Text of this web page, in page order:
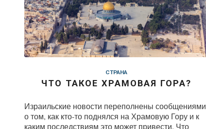
СТРАНА
ЧТО ТАКОЕ ХРАМОВАЯ ГОРА?
Израильские новости переполнены сообщениями
о том, как кто-то поднялся на Храмовую Гору и к
каким последствиям это может привести. Что